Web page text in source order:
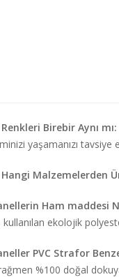
Birebir Aynı mı:
yaşamanızı tavsiye
Malzemelerden
Ham maddesi
ekolojik
PVC Strafor
%100 doğal